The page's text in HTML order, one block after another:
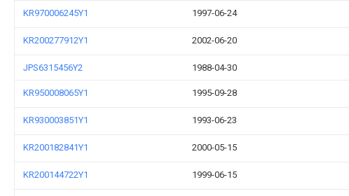
KR970006245Y1 1997-06-24
KR200277912Y1 2002-06-20
JPS6315456Y2 1988-04-30
KR950008065Y1 1995-09-28
KR930003851Y1 1993-06-23
KR200182841Y1 2000-05-15
KR200144722Y1 1999-06-15